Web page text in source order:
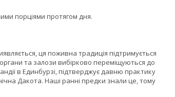
порціями протягом дня.
ця поживна традиція підтримується
та залози вибірково переміщуються до
в Единбурзі, підтверджує давню практику
Дакота. Наші ранні предки знали це, тому